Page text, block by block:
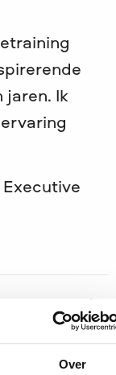
Over
jaren. Ik